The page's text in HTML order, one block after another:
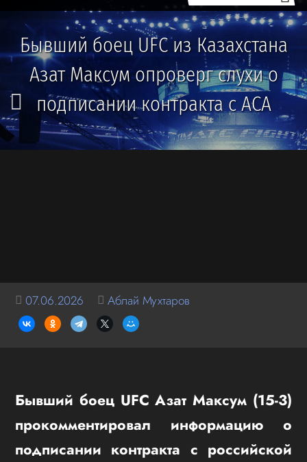
Бывший боец UFC из Казахстана
Азат Максум опроверг слухи о
подписании контракта с ACA
07.06.2026 Аблай Мухтаров
Бывший боец UFC Азат Максум (15-3)
прокомментировал информацию о
подписании контракта с российской